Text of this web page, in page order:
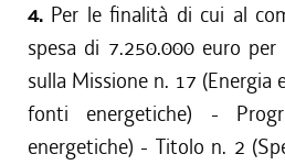
4. Per le finalità di cui al
spesa di 7.250.000 euro
sulla Missione n. 17 (Energia
fonti energetiche) -
energetiche) - Titolo n. 2